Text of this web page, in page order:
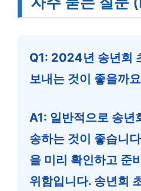
Q1: 2024년 송년회
보내는 것이 좋을까
A1: 일반적으로 송
송하는 것이 좋습니
을 미리 확인하고 준
위함입니다. 송년회